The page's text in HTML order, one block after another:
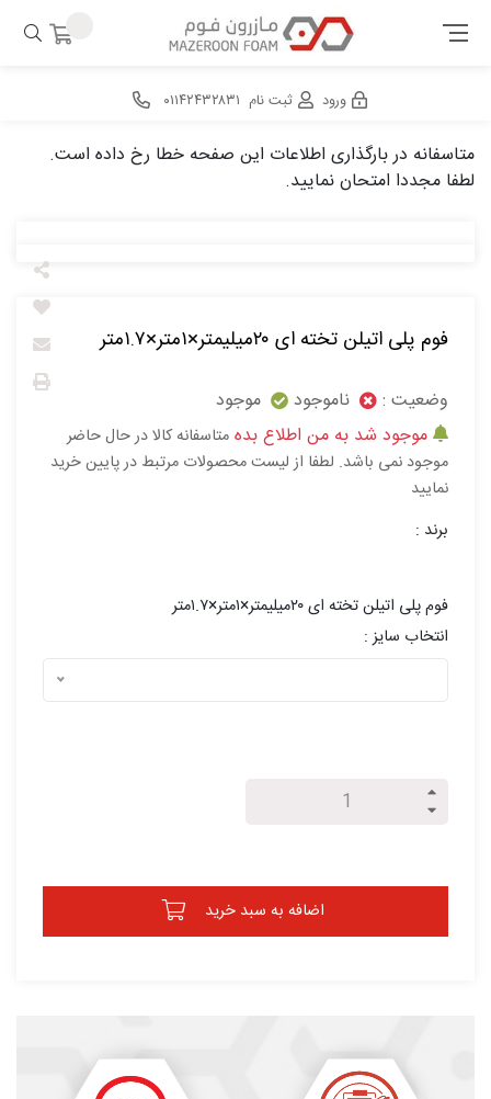
ورود ثبت نام ۰۱۱۴۲۴۳۲۸۳۱
متاسفانه در بارگذاری اطلاعات این صفحه خطا رخ داده است.
لطفا مجددا امتحان نمایید.
فوم پلی اتیلن تخته ای ۲۰میلیمتر×۱متر×۱.۷متر
وضعیت : ناموجود
موجود
موجود شد به من اطلاع بده متاسفانه کالا در حال حاضر
موجود نمی باشد. لطفا از لیست محصولات مرتبط در پایین خرید
نمایید
برند :
فوم پلی اتیلن تخته ای ۲۰میلیمتر×۱متر×۱.۷متر
انتخاب سایز :
اضافه به سبد خرید